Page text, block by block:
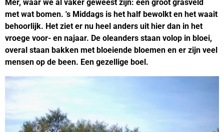
Mer, waar we al vaker geweest zijn: een groot grasveld
met wat bomen. 's Middags is het half bewolkt en het waait
behoorlijk. Het ziet er nu heel anders uit hier dan in het
vroege voor- en najaar. De oleanders staan volop in bloei,
overal staan bakken met bloeiende bloemen en er zijn veel
mensen op de been. Een gezellige boel.